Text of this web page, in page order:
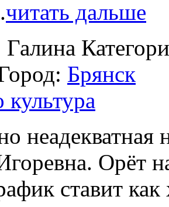
читать дальше
Брянск
культура
неадекватная
Орёт
ставит как